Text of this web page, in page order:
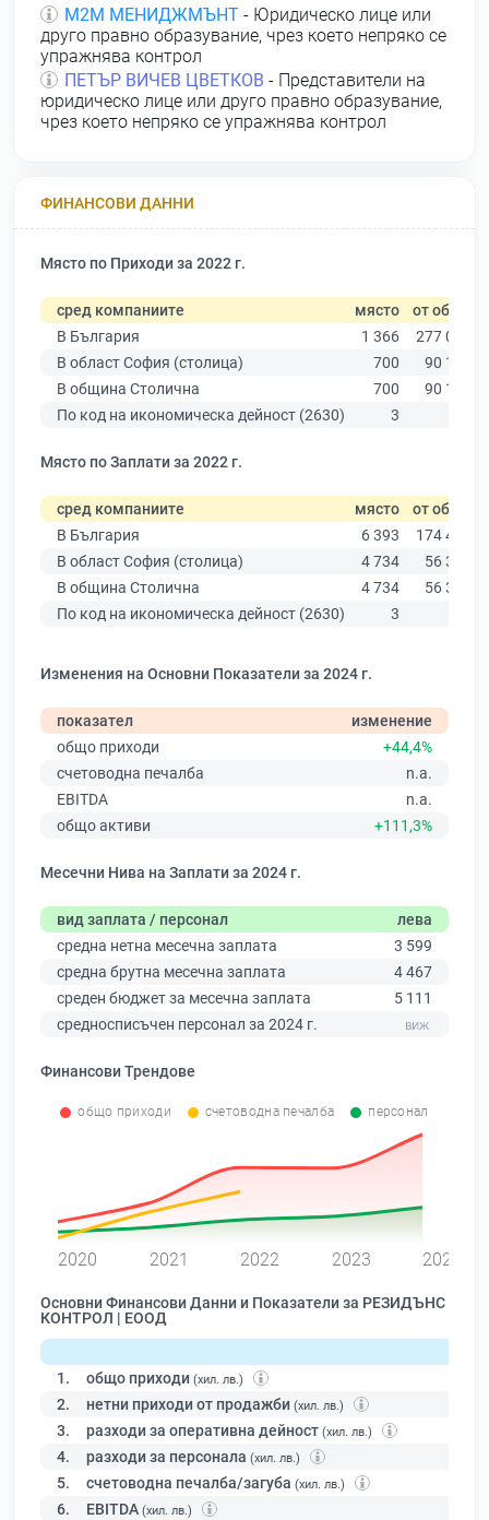
М2М МЕНИДЖМЪНТ - Юридическо лице или
друго правно образувание, чрез което непряко се
упражнява контрол
ПЕТЪР ВИЧЕВ ЦВЕТКОВ - Представители на
юридическо лице или друго правно образувание,
чрез което непряко се упражнява контрол
ФИНАНСОВИ ДАННИ
Място по Приходи за 2022 г.
сред компаниите място от общо
В България
1 366
277 019
В област София (столица)
700
90 178
В община Столична
700
90 178
По код на икономическа дейност (2630)
3
Място по Заплати за 2022 г.
сред компаниите място от общо
В България
6 393
174 403
В област София (столица)
4 734
56 378
В община Столична
4 734
56 378
По код на икономическа дейност (2630)
3
Изменения на Основни Показатели за 2024 г.
показател
изменение
общо приходи
+44,4%
счетоводна печалба
n.a.
EBITDA
n.a.
общо активи
+111,3%
Месечни Нива на Заплати за 2024 г.
вид заплата / персонал
лева
средна нетна месечна заплата
3 599
средна брутна месечна заплата
4 467
среден бюджет за месечна заплата
5 111
средносписъчен персонал за 2024 г.
Финансови Трендове
общо приходи счетоводна печалба персонал
2020 2021 2022 2023 2024
Основни Финансови Данни и Показатели за РЕЗИДЪНС
КОНТРОЛ | ЕООД
1. общо приходи (хил. лв.)
2. нетни приходи от продажби (хил. лв.)
3. разходи за оперативна дейност (хил. лв.)
4. разходи за персонала (хил. лв.)
5. счетоводна печалба/загуба (хил. лв.)
6. EBITDA (хил. лв.)